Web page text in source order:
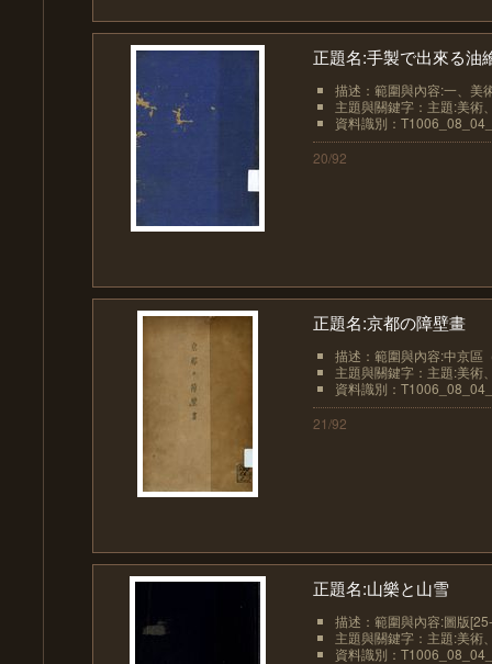
正題名:手製で出來る油
描述：範圍與內容:一、美
主題與關鍵字：主題:美術
資料識別：
20/92
正題名:京都の障壁畫
描述：範圍與內容:中京區
主題與關鍵字：主題:美術
資料識別：
21/92
正題名:山樂と山雪
描述：範圍與內容:圖版
主題與關鍵字：主題:美術
資料識別：